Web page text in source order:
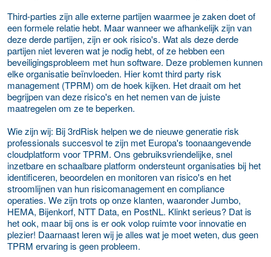
Third-parties zijn alle externe partijen waarmee je zaken doet of
een formele relatie hebt. Maar wanneer we afhankelijk zijn van
deze derde partijen, zijn er ook risico's. Wat als deze derde
partijen niet leveren wat je nodig hebt, of ze hebben een
beveiligingsprobleem met hun software. Deze problemen kunnen
elke organisatie beïnvloeden. Hier komt third party risk
management (TPRM) om de hoek kijken. Het draait om het
begrijpen van deze risico's en het nemen van de juiste
maatregelen om ze te beperken.
Wie zijn wij: Bij 3rdRisk helpen we de nieuwe generatie risk
professionals succesvol te zijn met Europa's toonaangevende
cloudplatform voor TPRM. Ons gebruiksvriendelijke, snel
inzetbare en schaalbare platform ondersteunt organisaties bij het
identificeren, beoordelen en monitoren van risico's en het
stroomlijnen van hun risicomanagement en compliance
operaties. We zijn trots op onze klanten, waaronder Jumbo,
HEMA, Bijenkorf, NTT Data, en PostNL. Klinkt serieus? Dat is
het ook, maar bij ons is er ook volop ruimte voor innovatie en
plezier! Daarnaast leren wij je alles wat je moet weten, dus geen
TPRM ervaring is geen probleem.